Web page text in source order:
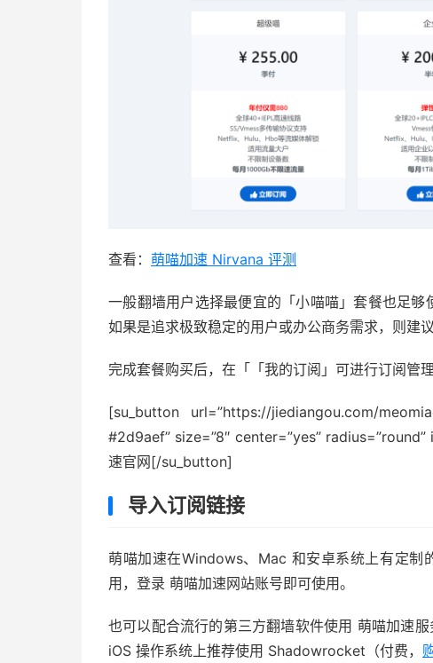
查看： 萌喵加速 Nirvana 评测
一般翻墙用户选择最便宜的「小喵喵」套餐也足够
如果是追求极致稳定的用户或办公商务需求，则建
完成套餐购买后，在「「我的订阅」可进行订阅管理
[su_button url=”https://jiediangou.com/
#2d9aef” size=”8″ center=”yes”
速官网[/su_button]
导入订阅链接
萌喵加速在Windows、Mac 和安卓系统上有定制
用，登录 萌喵加速网站账号即可使用。
也可以配合流行的第三方翻墙软件使用 萌喵加速
iOS 操作系统上推荐使用 Shadowrocket（付费，